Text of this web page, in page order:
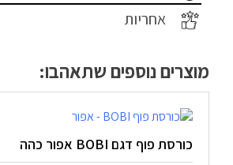
אחריות
מוצרים נוספים שתאהבו:
כורסת פוף דגם BOBI אפור כהה